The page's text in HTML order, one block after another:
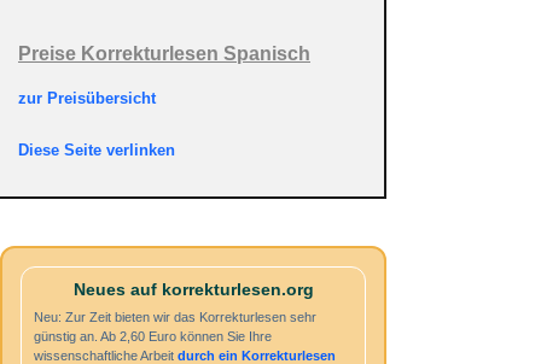
Preise Korrekturlesen Spanisch
zur Preisübersicht
Diese Seite verlinken
Neues auf korrekturlesen.org
Neu: Zur Zeit bieten wir das Korrekturlesen sehr
günstig an. Ab 2,60 Euro können Sie Ihre
wissenschaftliche Arbeit durch ein Korrekturlesen